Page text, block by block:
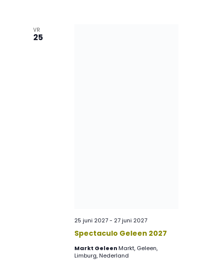
VR
25
Spectaculo Geleen 2027
25 juni 2027- 27 juni 2027
Markt Geleen Markt, Geleen,
Limburg, Nederland